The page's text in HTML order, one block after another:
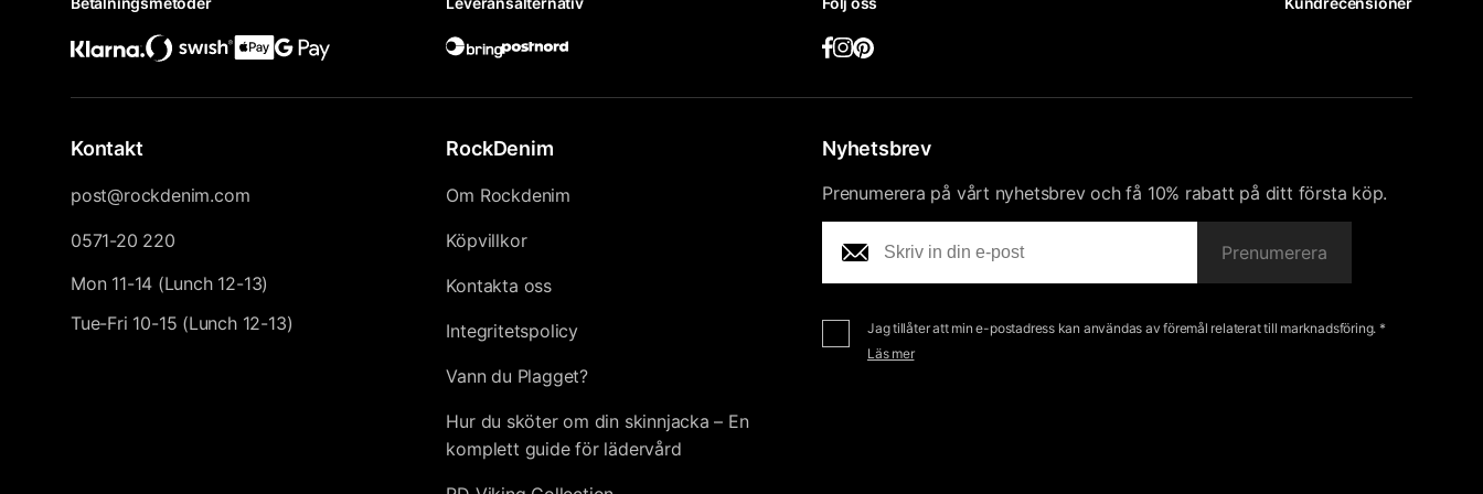
Kontakt
post@rockdenim.com
0571-20 220
Mon 11-14 (Lunch 12-13)
Tue-Fri 10-15 (Lunch 12-13)
RockDenim
Om Rockdenim
Köpvillkor
Kontakta oss
Integritetspolicy
Vann du Plagget?
Hur du sköter om din skinnjacka – En
komplett guide för lädervård
Nyhetsbrev
Prenumerera på vårt nyhetsbrev och få 10% rabatt på ditt första köp.
Prenumerera
Jag tillåter att min e-postadress kan användas av föremål relaterat till marknadsföring. *
Läs mer